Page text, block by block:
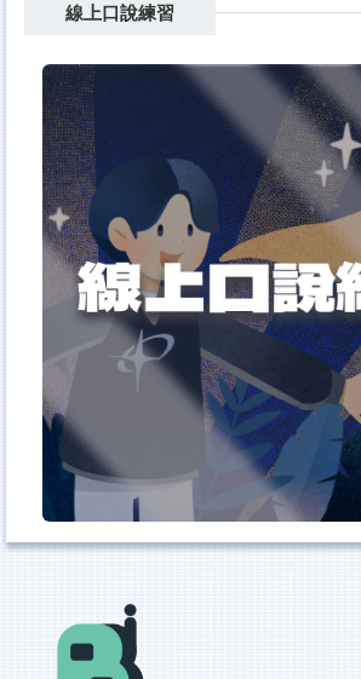
線上口說練習